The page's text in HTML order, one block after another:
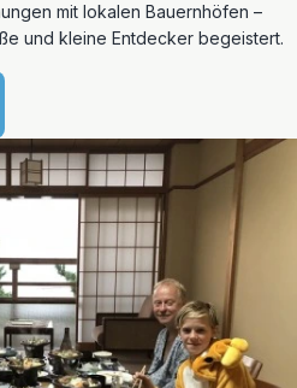
mit lokalen Bauernhöfen –
und kleine Entdecker begeistert.